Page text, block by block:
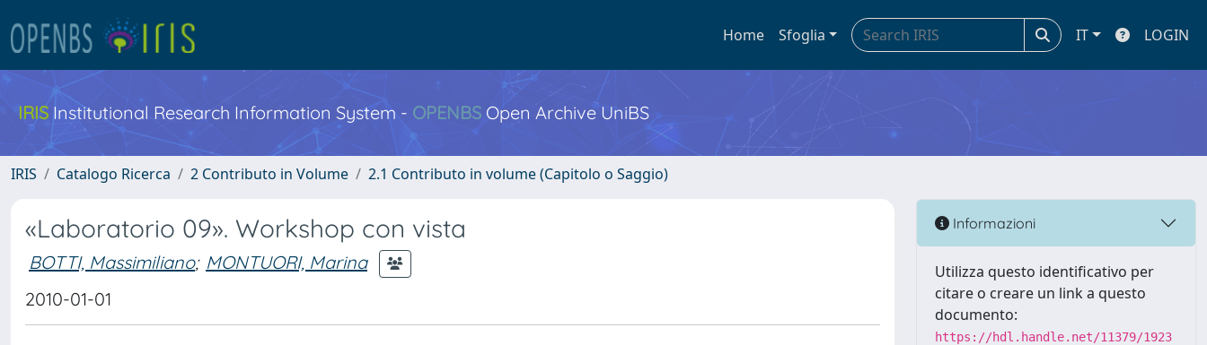
Home Sfoglia IT LOGIN
IRIS Institutional Research Information System - OPENBS Open Archive UniBS
IRIS Catalogo Ricerca 2 Contributo in Volume 2.1 Contributo in volume (Capitolo o Saggio)
«Laboratorio 09». Workshop con vista
BOTTI, Massimiliano; MONTUORI, Marina
2010-01-01
Informazioni
Utilizza questo identificativo per
citare o creare un link a questo
documento:
https://hdl.handle.net/11379/1923